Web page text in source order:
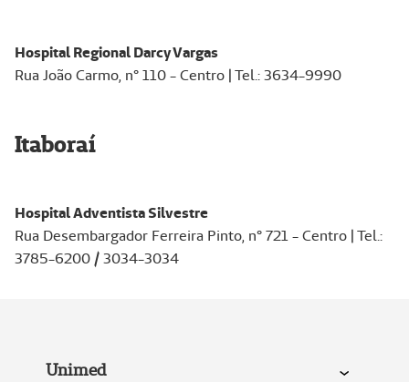
Hospital Regional Darcy Vargas
Rua João Carmo, n° 110 - Centro | Tel.: 3634-9990
Itaboraí
Hospital Adventista Silvestre
Rua Desembargador Ferreira Pinto, n° 721 - Centro | Tel.:
3785-6200 / 3034-3034
Unimed